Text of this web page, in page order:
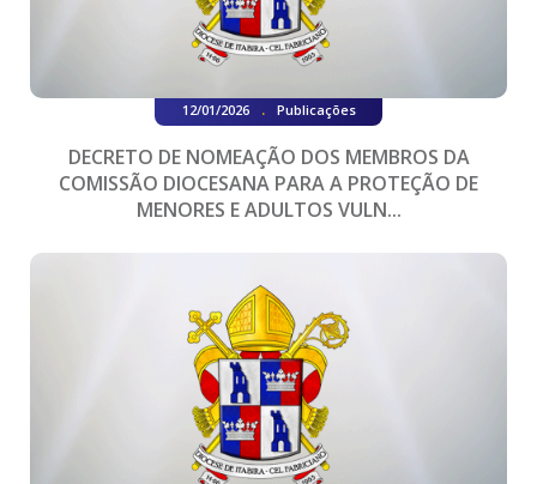
12/01/2026 . Publicações
DECRETO DE NOMEAÇÃO DOS MEMBROS DA
COMISSÃO DIOCESANA PARA A PROTEÇÃO DE
MENORES E ADULTOS VULN...